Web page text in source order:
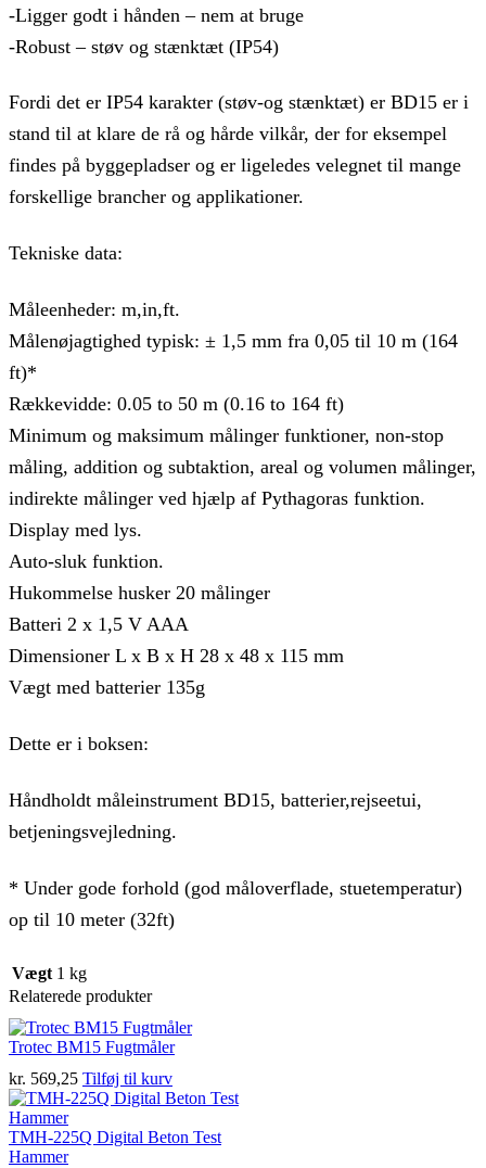
-Ligger godt i hånden – nem at bruge
-Robust – støv og stænktæt (IP54)
Fordi det er IP54 karakter (støv-og stænktæt) er BD15 er i
stand til at klare de rå og hårde vilkår, der for eksempel
findes på byggepladser og er ligeledes velegnet til mange
forskellige brancher og applikationer.
Tekniske data:
Måleenheder: m,in,ft.
Målenøjagtighed typisk: ± 1,5 mm fra 0,05 til 10 m (164
ft)*
Rækkevidde: 0.05 to 50 m (0.16 to 164 ft)
Minimum og maksimum målinger funktioner, non-stop
måling, addition og subtaktion, areal og volumen målinger,
indirekte målinger ved hjælp af Pythagoras funktion.
Display med lys.
Auto-sluk funktion.
Hukommelse husker 20 målinger
Batteri 2 x 1,5 V AAA
Dimensioner L x B x H 28 x 48 x 115 mm
Vægt med batterier 135g
Dette er i boksen:
Håndholdt måleinstrument BD15, batterier,rejseetui,
betjeningsvejledning.
* Under gode forhold (god måloverflade, stuetemperatur)
op til 10 meter (32ft)
Vægt 1 kg
Relaterede produkter
Trotec BM15 Fugtmåler
kr. 569,25 Tilføj til kurv
TMH-225Q Digital Beton Test
Hammer